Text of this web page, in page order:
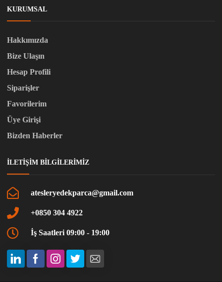
KURUMSAL
Hakkımızda
Bize Ulaşın
Hesap Profili
Siparişler
Favorilerim
Üye Girişi
Bizden Haberler
İLETIŞIM BILGILERIMIZ
atesleryedekparca@gmail.com
+0850 304 4922
İş Saatleri 09:00 - 19:00